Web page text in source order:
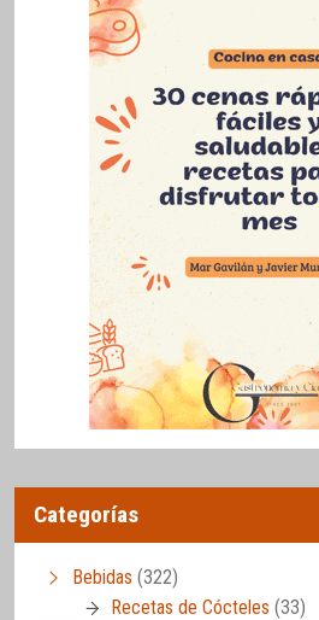
Categorías
Bebidas (322)
Recetas de Cócteles (33)